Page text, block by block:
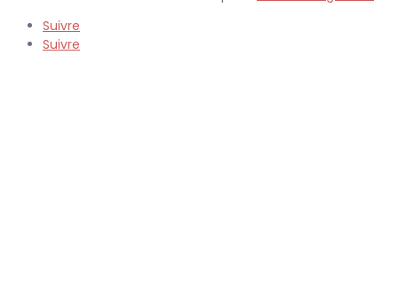
Suivre
Suivre